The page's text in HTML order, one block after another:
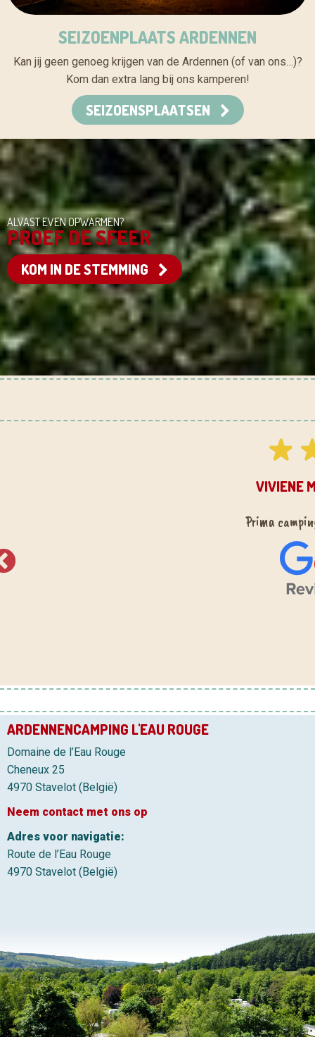
SEIZOENPLAATS ARDENNEN
Kan jij geen genoeg krijgen van de Ardennen (of van ons…)?
Kom dan extra lang bij ons kamperen!
SEIZOENSPLAATSEN
ALVAST EVEN OPWARMEN?
PROEF DE SFEER
KOM IN DE STEMMING
VIVIENE
Prima
ARDENNENCAMPING L'EAU ROUGE
Domaine de l’Eau Rouge
Cheneux 25
4970 Stavelot (België)
Neem contact met ons op
Adres voor navigatie:
Route de l’Eau Rouge
4970 Stavelot (België)